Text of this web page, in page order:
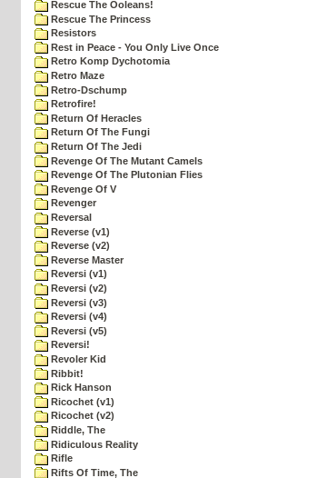
Rescue The Ooleans!
Rescue The Princess
Resistors
Rest in Peace - You Only Live Once
Retro Komp Dychotomia
Retro Maze
Retro-Dschump
Retrofire!
Return Of Heracles
Return Of The Fungi
Return Of The Jedi
Revenge Of The Mutant Camels
Revenge Of The Plutonian Flies
Revenge Of V
Revenger
Reversal
Reverse (v1)
Reverse (v2)
Reverse Master
Reversi (v1)
Reversi (v2)
Reversi (v3)
Reversi (v4)
Reversi (v5)
Reversi!
Revoler Kid
Ribbit!
Rick Hanson
Ricochet (v1)
Ricochet (v2)
Riddle, The
Ridiculous Reality
Rifle
Rifts Of Time, The